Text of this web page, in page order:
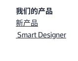
我们的产品
新产品
Smart Designer